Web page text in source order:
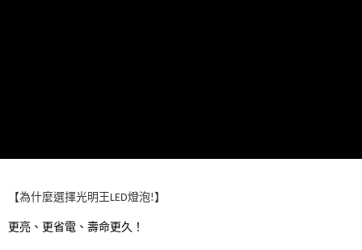
【為什麼選擇光明王LED燈泡!】
更亮、更省電、壽命更久！